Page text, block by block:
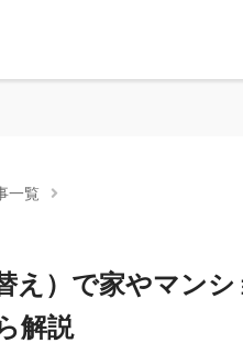
一覧
え）で家やマン
解説